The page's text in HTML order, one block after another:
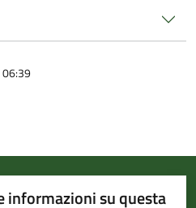
informazioni su questa